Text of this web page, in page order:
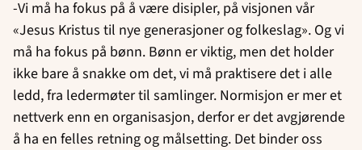
-Vi må ha fokus på å være disipler, på visjonen vår
«Jesus Kristus til nye generasjoner og folkeslag». Og vi
må ha fokus på bønn. Bønn er viktig, men det holder
ikke bare å snakke om det, vi må praktisere det i alle
ledd, fra ledermøter til samlinger. Normisjon er mer et
nettverk enn en organisasjon, derfor er det avgjørende
å ha en felles retning og målsetting. Det binder oss